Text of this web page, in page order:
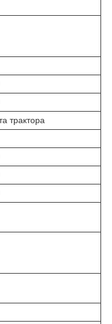
трактора